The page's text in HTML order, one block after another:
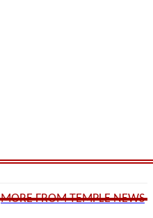
MORE FROM TEMPLE NEWS